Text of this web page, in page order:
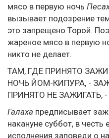
мясо в первую ночь
вызывает подозрение
это запрещено Торой.
жареное мясо в первую
никто не делает.
ТАМ, ГДЕ ПРИНЯТО
НОЧЬ ЙОМ-КИПУРА, -
ПРИНЯТО НЕ ЗАЖИГАТЬ,
Галаха предписывает
накануне суббот, в честь
исполнения заповеди о